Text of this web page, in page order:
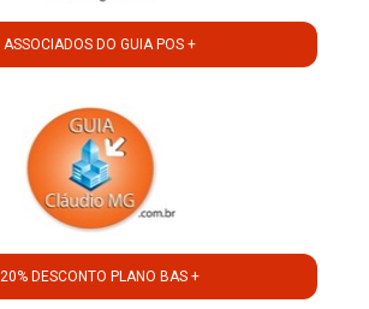
ASSOCIADOS DO GUIA POS +
20% DESCONTO PLANO BAS +